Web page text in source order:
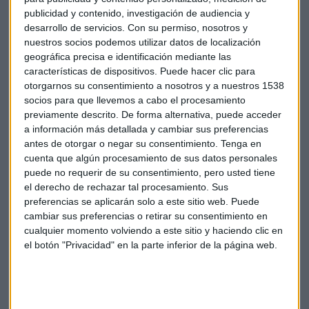
publicidad y contenido, investigación de audiencia y
desarrollo de servicios. Con su permiso, nosotros y
nuestros socios podemos utilizar datos de localización
geográfica precisa e identificación mediante las
características de dispositivos. Puede hacer clic para
otorgarnos su consentimiento a nosotros y a nuestros 1538
socios para que llevemos a cabo el procesamiento
previamente descrito. De forma alternativa, puede acceder
a información más detallada y cambiar sus preferencias
antes de otorgar o negar su consentimiento. Tenga en
cuenta que algún procesamiento de sus datos personales
puede no requerir de su consentimiento, pero usted tiene
el derecho de rechazar tal procesamiento. Sus
preferencias se aplicarán solo a este sitio web. Puede
cambiar sus preferencias o retirar su consentimiento en
cualquier momento volviendo a este sitio y haciendo clic en
el botón "Privacidad" en la parte inferior de la página web.
reforma energética, según informó el grupo, que atribuye la
ganancia a su plan de ajuste y la venta de parques eólicos y
otros activos.
La cifra de negocio de la compañía que preside José Manuel
Entrecanales creció un 3,6% durante el pasado año, hasta
sumar 6.499 millones de euros, mientas que el beneficio
bruto de explotación (Ebitda) se situó en 1.087 millones, un
2,4% más.
Durante 2014 Acciona logró recortar un 12,3% su deuda
financiera neta, que de esta forma cerró el año por debajo
de la cota de los 6.000 millones de euros y se situó en 5.294
millones de euros.